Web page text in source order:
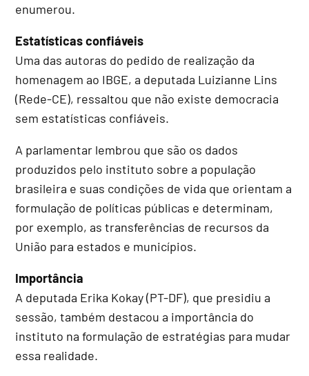
enumerou.
Estatísticas confiáveis
Uma das autoras do pedido de realização da
homenagem ao IBGE, a deputada Luizianne Lins
(Rede-CE), ressaltou que não existe democracia
sem estatísticas confiáveis.
A parlamentar lembrou que são os dados
produzidos pelo instituto sobre a população
brasileira e suas condições de vida que orientam a
formulação de políticas públicas e determinam,
por exemplo, as transferências de recursos da
União para estados e municípios.
Importância
A deputada Erika Kokay (PT-DF), que presidiu a
sessão, também destacou a importância do
instituto na formulação de estratégias para mudar
essa realidade.